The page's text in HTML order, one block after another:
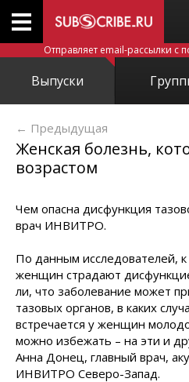
Отправляет email-рассылки с
Выпуски
← Предыдущая
Женская болезнь,
возрастом
Чем опасна дисфункция
врач ИНВИТРО.
По данным исследователей,
женщин страдают
ли, что заболевание может
тазовых органов, в каких
встречается у женщин
можно избежать – на эти и
Анна Донец, главный врач,
ИНВИТРО Северо-Запад.